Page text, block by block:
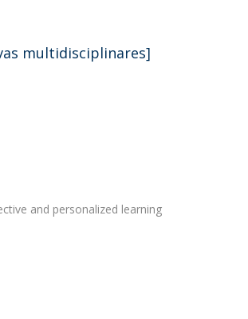
multidisciplinares]
and personalized learning